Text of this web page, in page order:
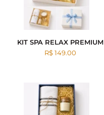
KIT SPA RELAX PREMIUM
R$ 149.00